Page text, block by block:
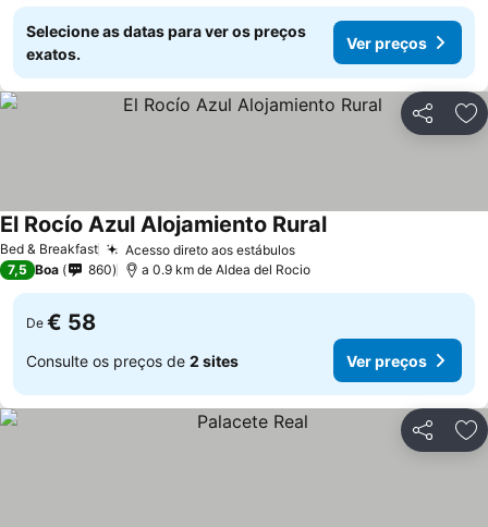
Selecione as datas para ver os preços
exatos.
Ver preços
Partilhar
Bed & Breakfast Acesso direto aos estábulos
El Rocío Azul Alojamiento Rural
7,5 Boa 860 a 0.9 km de Aldea del Rocio
De € 58
Consulte os preços de 2 sites Ver preços
Partilhar